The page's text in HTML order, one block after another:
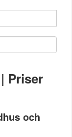
Priser
och